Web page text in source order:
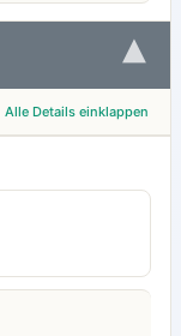
▾
Alle Details einklappen